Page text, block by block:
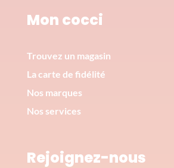
Mon cocci
Trouvez un magasin
La carte de fidélité
Nos marques
Nos services
Rejoignez-nous